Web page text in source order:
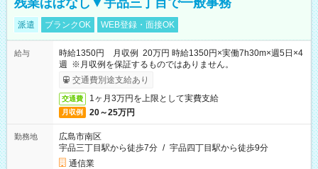
残業ほぼなし▼宇品三丁目で一般事務
派遣 ブランクOK WEB登録・面接OK
給与
時給1350円 月収例 20万円 時給1350円×実働7h30m×週5日×4
週 ※月収例を保証するものではありません。
交通費別途支給あり
交通費 1ヶ月3万円を上限として実費支給
月収例 20～25万円
勤務地
広島市南区
宇品三丁目駅から徒歩7分 / 宇品四丁目駅から徒歩9分
通信業